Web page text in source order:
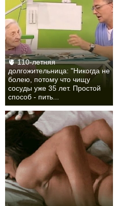
🫀 110-летняя
долгожительница: "Никогда не
болею, потому что чищу
сосуды уже 35 лет. Простой
способ - пить...